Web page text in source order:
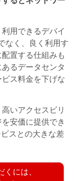
用できるデバイ
なく、良く利用す
置する仕組みも
るデータセンタ
ス料金を下げな
いアクセスビリ
安価に提供でき
スとの大きな差
には、